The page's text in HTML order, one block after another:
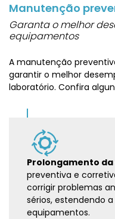
Manutenção
Garanta o melhor
equipamentos
A manutenção
garantir o melhor
laboratório. Confira
Prolongamento
preventiva e
corrigir problemas
sérios, estendendo
equipamentos.